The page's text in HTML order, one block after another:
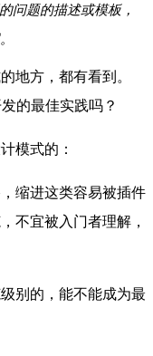
问题的描述或模板，
地方，都有看到。
的最佳实践吗？
模式的：
缩进这类容易被插件
不宜被入门者理解，
别的，能不能成为最